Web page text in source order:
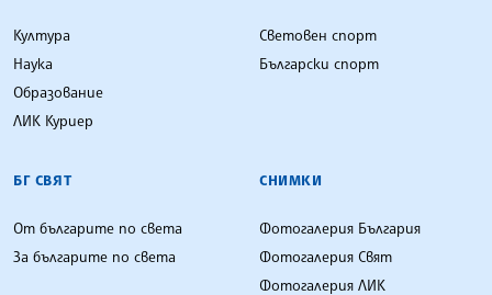
Култура
Наука
Образование
ЛИК Куриер
Световен спорт
Български спорт
БГ СВЯТ
От българите по света
За българите по света
СНИМКИ
Фотогалерия България
Фотогалерия Свят
Фотогалерия ЛИК